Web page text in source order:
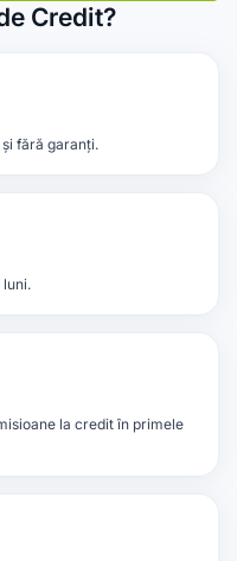
Credit?
fără garanți.
la credit în primele